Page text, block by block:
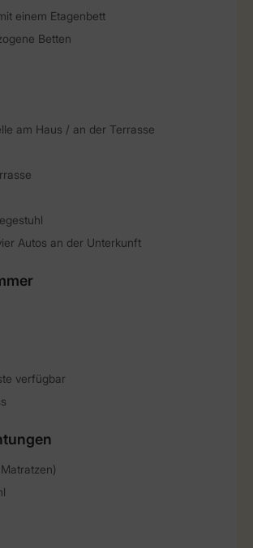
einem Etagenbett
Betten
am Haus / an der Terrasse
Autos an der Unterkunft
verfügbar